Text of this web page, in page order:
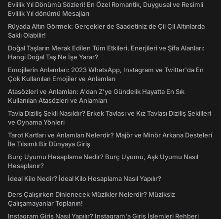
Evlilik Yıl Dönümü Sözleri! En Özel Romantik, Duygusal ve Resimli
Evlilik Yıl dönümü Mesajları
Rüyada Altın Görmek: Gerçekler de Saadetiniz de Çil Çil Altınlarda
Saklı Olabilir!
Doğal Taşların Merak Edilen Tüm Etkileri, Enerjileri ve Şifa Alanları:
Hangi Doğal Taş Ne İşe Yarar?
Emojilerin Anlamları: 2023 WhatsApp, Instagram ve Twitter'da En
Çok Kullanılan Emojiler ve Anlamları
Atasözleri ve Anlamları: A'dan Z'ye Gündelik Hayatta En Sık
Kullanılan Atasözleri ve Anlamları
Tavla Diziliş Şekli Nasıldır? Erkek Tavlası ve Kız Tavlası Diziliş Şekilleri
ve Oynama Yönleri
Tarot Kartları ve Anlamları Nelerdir? Majör ve Minör Arkana Desteleri
İle Tılsımlı Bir Dünyaya Giriş
Burç Uyumu Hesaplama Nedir? Burç Uyumu, Aşk Uyumu Nasıl
Hesaplanır?
İdeal Kilo Nedir? İdeal Kilo Hesaplama Nasıl Yapılır?
Ders Çalışırken Dinlenecek Müzikler Nelerdir? Müziksiz
Çalışamayanlar Toplanın!
Instagram Giriş Nasıl Yapılır? Instagram'a Giriş İşlemleri Rehberi